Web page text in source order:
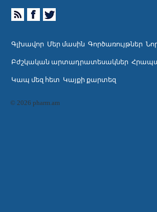
Գլխավոր Մեր մասին Գործառույթներ
Բժշկական արտադրատեսակներ
Կապ մեզ հետ Կայքի քարտեզ
© 2026 pharm.am